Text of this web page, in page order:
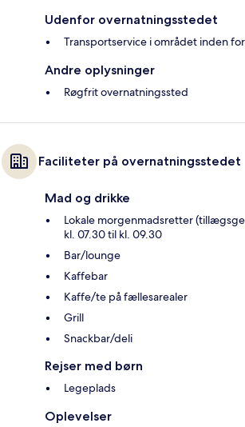
Udenfor overnatningsstedet
Transportservice i området inden
Andre oplysninger
Røgfrit overnatningssted
Faciliteter på overnatningsstedet
Mad og drikke
Lokale morgenmadsretter
kl. 07.30 til kl. 09.30
Bar/lounge
Kaffebar
Kaffe/te på fællesarealer
Grill
Snackbar/deli
Rejser med børn
Legeplads
Oplevelser